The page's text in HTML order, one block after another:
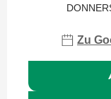
Zu